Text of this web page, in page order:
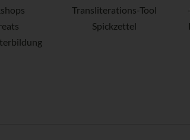
Transliterations-Tool
Spickzettel